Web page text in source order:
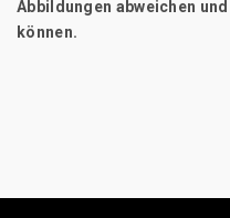
Abbildungen abweichen
können.